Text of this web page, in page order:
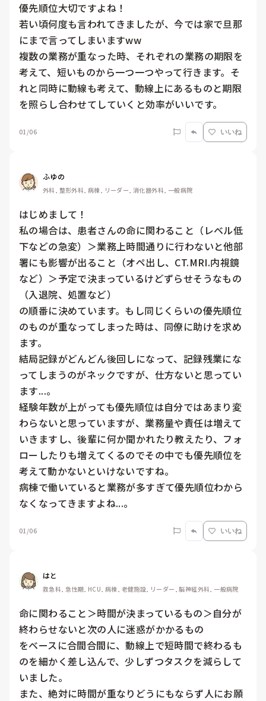
優先順位大切ですよね！
若い頃何度も言われてきましたが、今では家で旦那
にまで言ってしまいますww
複数の業務が重なった時、それぞれの業務の期限を
考えて、短いものから一つ一つやって行きます。そ
れと同時に動線も考えて、動線上にあるものと期限
を照らし合わせてしていくと効率がいいです。
01/06 いいね
ふゆの
外科, 整形外科, 病棟, リーダー, 消化器外科, 一般病院
はじめまして！
私の場合は、患者さんの命に関わること（レベル低
下などの急変）＞業務上時間通りに行わないと他部
署にも影響が出ること（オペ出し、CT.MRI.内視鏡
など）＞予定で決まっているけどずらせそうなもの
（入退院、処置など）
の順番に決めています。もし同じくらいの優先順位
のものが重なってしまった時は、同僚に助けを求め
ます。
結局記録がどんどん後回しになって、記録残業にな
ってしまうのがネックですが、仕方ないと思ってい
ます...。
経験年数が上がっても優先順位は自分ではあまり変
わらないと思っていますが、業務量や責任は増えて
いきますし、後輩に何か聞かれたり教えたり、フォ
ローしたりも増えてくるのでその中でも優先順位を
考えて動かないといけないですね。
病棟で働いていると業務が多すぎて優先順位わから
なくなってきますよね...。
01/06 いいね
はと
救急科, 急性期, HCU, 病棟, 老健施設, リーダー, 脳神経外科, 一般病院
命に関わること＞時間が決まっているもの＞自分が
終わらせないと次の人に迷惑がかかるもの
をベースに合間合間に、動線上で短時間で終わるも
のを細かく差し込んで、少しずつタスクを減らして
いました。
また、絶対に時間が重なりどうにもならず人にお願